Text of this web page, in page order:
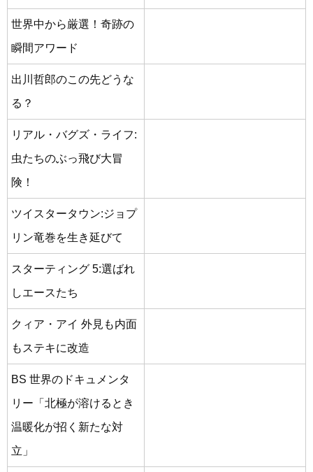
世界中から厳選！奇跡の
瞬間アワード
出川哲郎のこの先どうな
る？
リアル・バグズ・ライフ:
虫たちのぶっ飛び大冒
険！
ツイスタータウン:ジョプ
リン竜巻を生き延びて
スターティング 5:選ばれ
しエースたち
クィア・アイ 外見も内面
もステキに改造
BS 世界のドキュメンタ
リー「北極が溶けるとき
温暖化が招く新たな対
立」